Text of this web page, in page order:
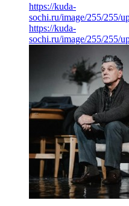
https://kuda-
sochi.ru/image/255/255/
https://kuda-
sochi.ru/image/255/255/